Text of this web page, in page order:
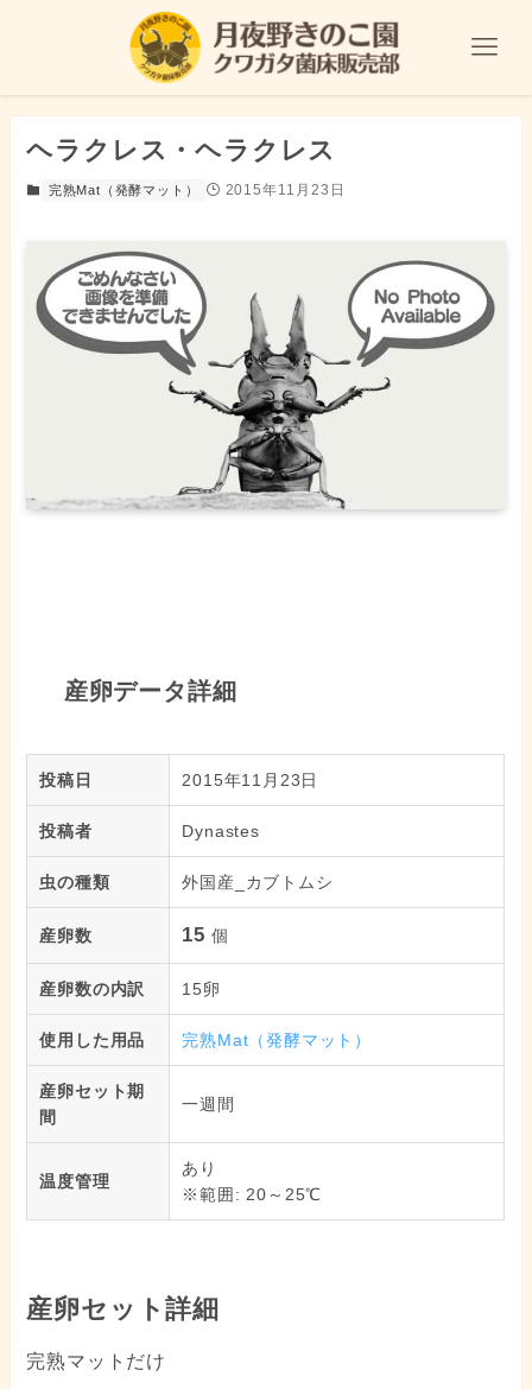
ヘラクレス・ヘラクレス
完熟Mat（発酵マット） 2015年11月23日
産卵データ詳細
投稿日 2015年11月23日
投稿者 Dynastes
虫の種類 外国産_カブトムシ
産卵数 15 個
産卵数の内訳 15卵
使用した用品 完熟Mat（発酵マット）
産卵セット期
間
一週間
温度管理
あり
※範囲: 20～25℃
産卵セット詳細
完熟マットだけ